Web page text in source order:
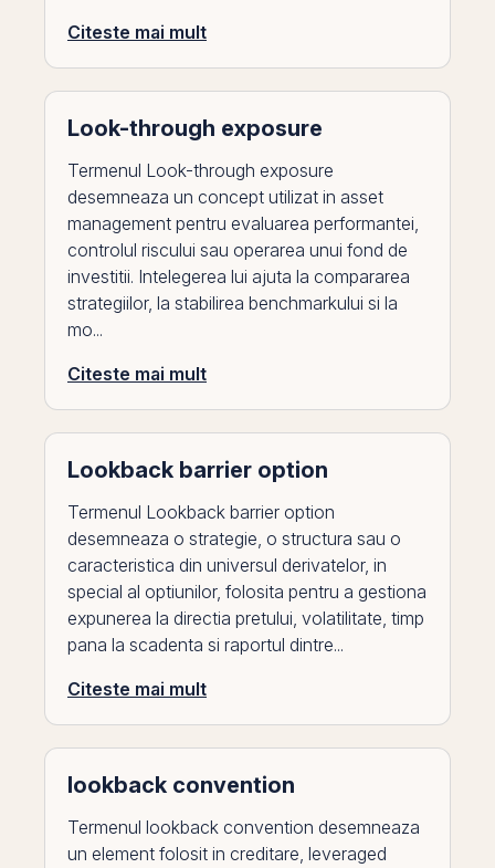
Citeste mai mult
Look-through exposure
Termenul Look-through exposure
desemneaza un concept utilizat in asset
management pentru evaluarea performantei,
controlul riscului sau operarea unui fond de
investitii. Intelegerea lui ajuta la compararea
strategiilor, la stabilirea benchmarkului si la
mo...
Citeste mai mult
Lookback barrier option
Termenul Lookback barrier option
desemneaza o strategie, o structura sau o
caracteristica din universul derivatelor, in
special al optiunilor, folosita pentru a gestiona
expunerea la directia pretului, volatilitate, timp
pana la scadenta si raportul dintre...
Citeste mai mult
lookback convention
Termenul lookback convention desemneaza
un element folosit in creditare, leveraged